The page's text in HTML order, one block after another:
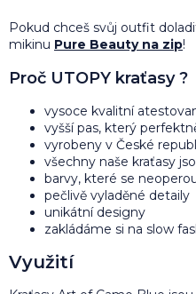
Pokud chceš svůj outfit
mikinu Pure Beauty na zip!
Proč UTOPY kraťasy ?
vysoce kvalitní
vyšší pas, který
vyrobeny v České
všechny naše kraťasy
barvy, které se
pečlivě vyladěné detaily
unikátní designy
zakládáme si na slow
Využití